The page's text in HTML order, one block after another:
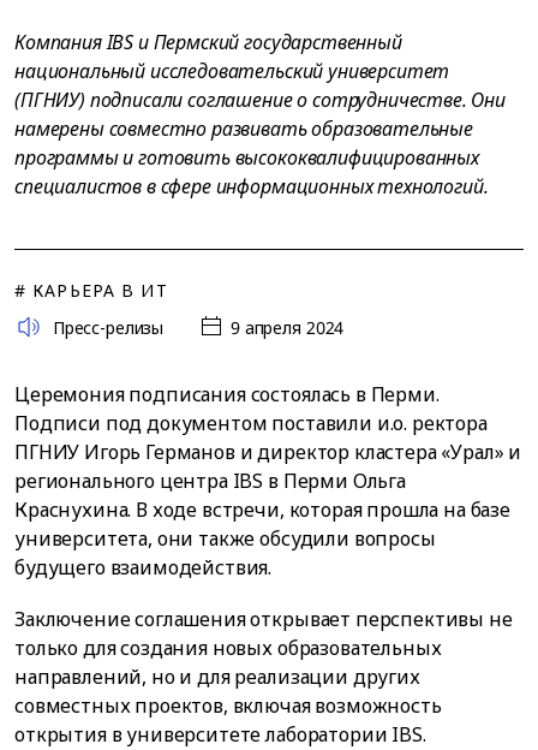
Компания IBS и Пермский государственный
национальный исследовательский университет
(ПГНИУ) подписали соглашение о сотрудничестве. Они
намерены совместно развивать образовательные
программы и готовить высококвалифицированных
специалистов в сфере информационных технологий.
# КАРЬЕРА В ИТ
Пресс-релизы
9 апреля 2024
Церемония подписания состоялась в Перми.
Подписи под документом поставили и.о. ректора
ПГНИУ Игорь Германов и директор кластера «Урал» и
регионального центра IBS в Перми Ольга
Краснухина. В ходе встречи, которая прошла на базе
университета, они также обсудили вопросы
будущего взаимодействия.
Заключение соглашения открывает перспективы не
только для создания новых образовательных
направлений, но и для реализации других
совместных проектов, включая возможность
открытия в университете лаборатории IBS.